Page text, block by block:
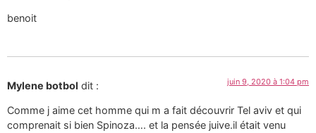
benoit
Mylene botbol dit : juin 9, 2020 à 1:04 pm
Comme j aime cet homme qui m a fait découvrir Tel aviv et qui
comprenait si bien Spinoza…. et la pensée juive.il était venu